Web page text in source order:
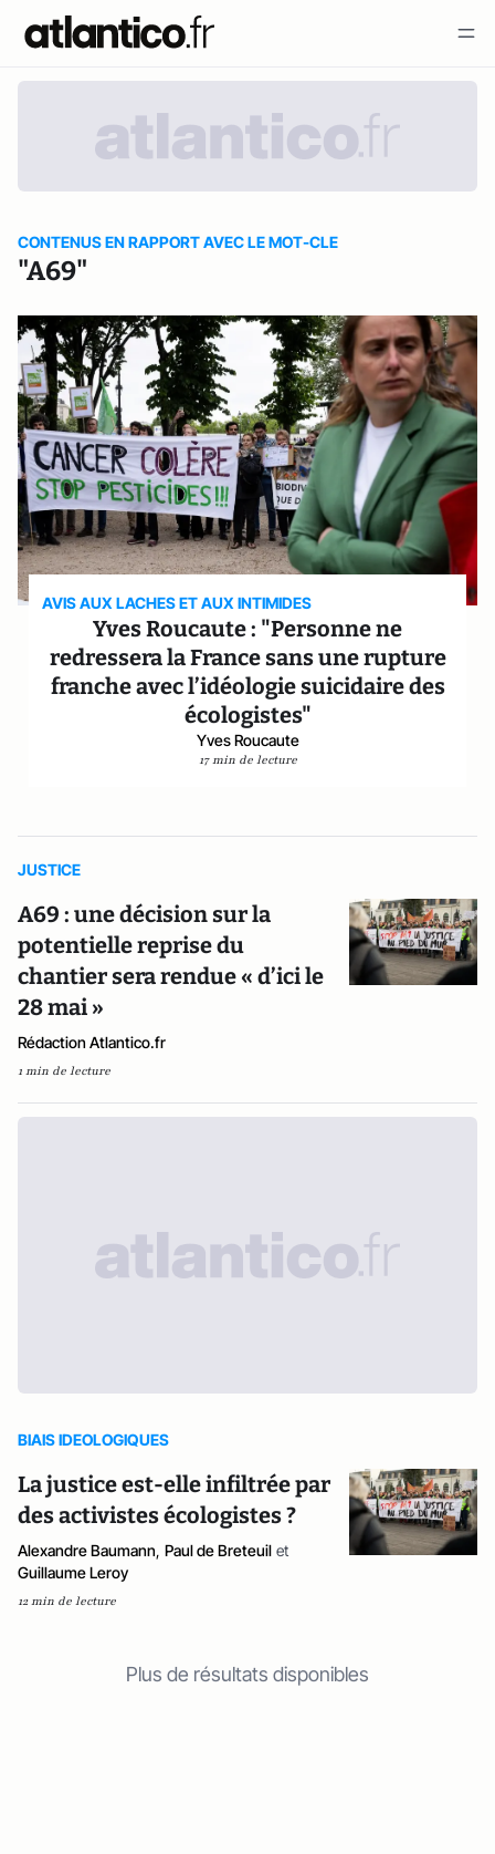
CONTENUS EN RAPPORT AVEC LE MOT-CLE
"A69"
AVIS AUX LACHES ET AUX INTIMIDES
Yves Roucaute : "Personne ne
redressera la France sans une rupture
franche avec l’idéologie suicidaire des
écologistes"
Yves Roucaute
17 min de lecture
JUSTICE
A69 : une décision sur la
potentielle reprise du
chantier sera rendue « d’ici le
28 mai »
Rédaction Atlantico.fr
1 min de lecture
BIAIS IDEOLOGIQUES
La justice est-elle infiltrée par
des activistes écologistes ?
Alexandre Baumann, Paul de Breteuil et
Guillaume Leroy
12 min de lecture
Plus de résultats disponibles